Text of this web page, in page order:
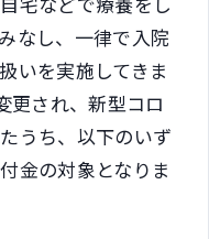
なし、一律で入院
いを実施してきま
更され、新型コロ
うち、以下のいず
金の対象となりま